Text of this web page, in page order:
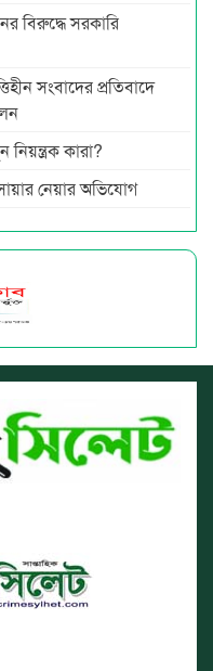
বিরুদ্ধে সরকারি
সংবাদের প্রতিবাদে
নিয়ন্ত্রক কারা?
নেয়ার অভিযোগ